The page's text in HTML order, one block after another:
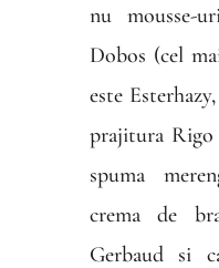
nu mousse-
Dobos (cel
este
prajitura Rigo
spuma
crema de
Gerbaud si